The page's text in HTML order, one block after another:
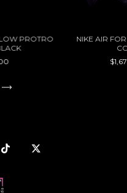
PROTRO
NIKE AIR